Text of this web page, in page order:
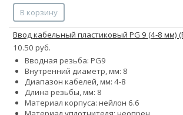
В корзину
Ввод кабельный пластиковый PG 9 (4-8 мм)
10.50 руб.
Вводная резьба: PG9
Внутренний диаметр, мм: 8
Диапазон кабелей, мм: 4-8
Длина резьбы, мм: 8
Материал корпуса: нейлон 6.6